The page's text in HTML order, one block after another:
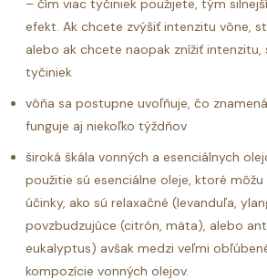
– čím viac tyčiniek použijete, tým
efekt. Ak chcete zvýšiť intenzitu vône,
alebo ak chcete naopak znížiť
tyčiniek
vôňa sa postupne uvoľňuje, čo
funguje aj niekoľko týždňov
široká škála vonných a esenciálnych
použitie sú esenciálne oleje, ktoré
účinky, ako sú relaxačné (levanduľa,
povzbudzujúce (citrón, mäta), alebo
eukalyptus) avšak medzi veľmi
kompozície vonných olejov.